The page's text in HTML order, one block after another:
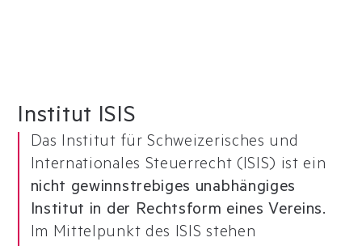
Institut ISIS
Das Institut für Schweizerisches und
Internationales Steuerrecht (ISIS) ist ein
nicht gewinnstrebiges unabhängiges
Institut in der Rechtsform eines Vereins.
Im Mittelpunkt des ISIS stehen